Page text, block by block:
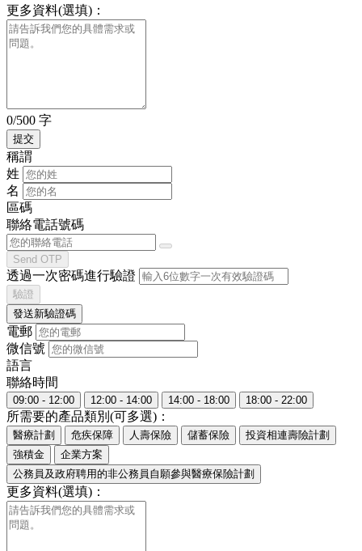
更多資料(選填)：
0/500 字
稱謂
姓
名
區碼
聯絡電話號碼
Send OTP
透過一次密碼進行驗證
驗證
發送新驗證碼
電郵
微信號
語言
聯絡時間
09:00 - 12:00 12:00 - 14:00 14:00 - 18:00 18:00 - 22:00
所需要的產品類別(可多選)：
醫療計劃 危疾保障 人壽保險 儲蓄保險
投資相連壽險計劃
強積金
企業方案
公務員及政府聘用的非公務員自願參與醫療保險計劃
更多資料(選填)：